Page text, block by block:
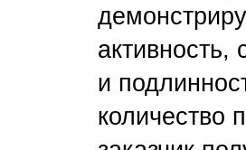
активность,
и
количество